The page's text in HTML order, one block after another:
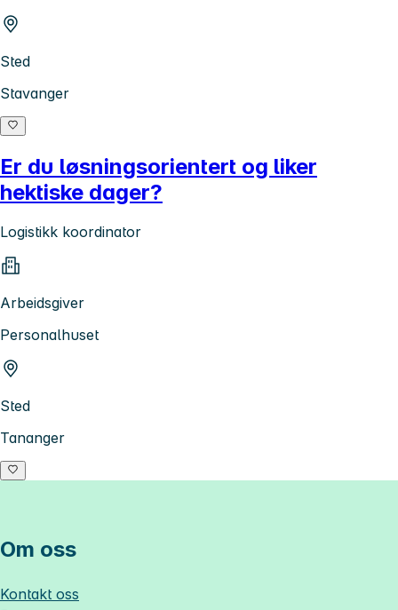
Sted
Stavanger
Er du løsningsorientert og liker
hektiske dager?
Logistikk koordinator
Arbeidsgiver
Personalhuset
Sted
Tananger
Om oss
Kontakt oss